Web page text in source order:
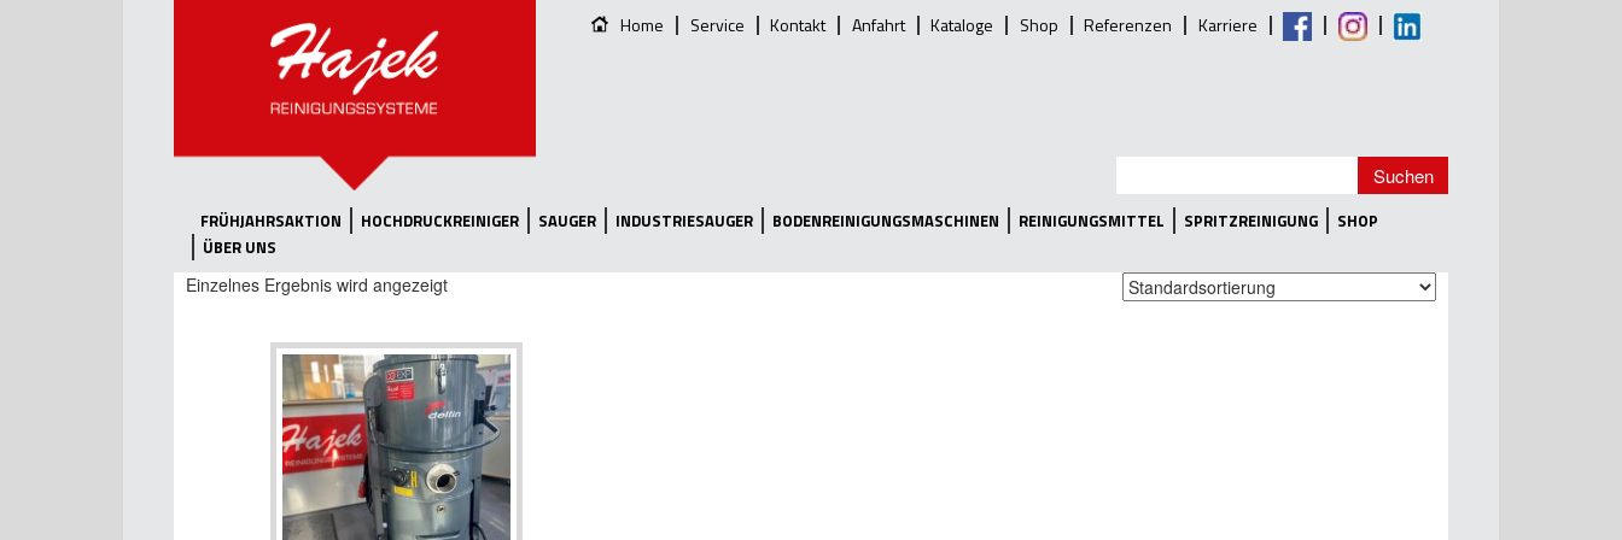
Home Service Kontakt Anfahrt Kataloge Shop Referenzen Karriere
FRÜHJAHRSAKTION HOCHDRUCKREINIGER SAUGER INDUSTRIESAUGER BODENREINIGUNGSMASCHINEN REINIGUNGSMITTEL SPRITZREINIGUNG
SHOP
ÜBER UNS
Einzelnes Ergebnis wird angezeigt